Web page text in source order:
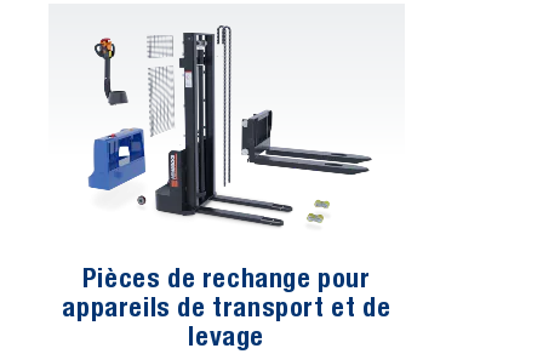
Pièces de rechange pour
appareils de transport et de
levage